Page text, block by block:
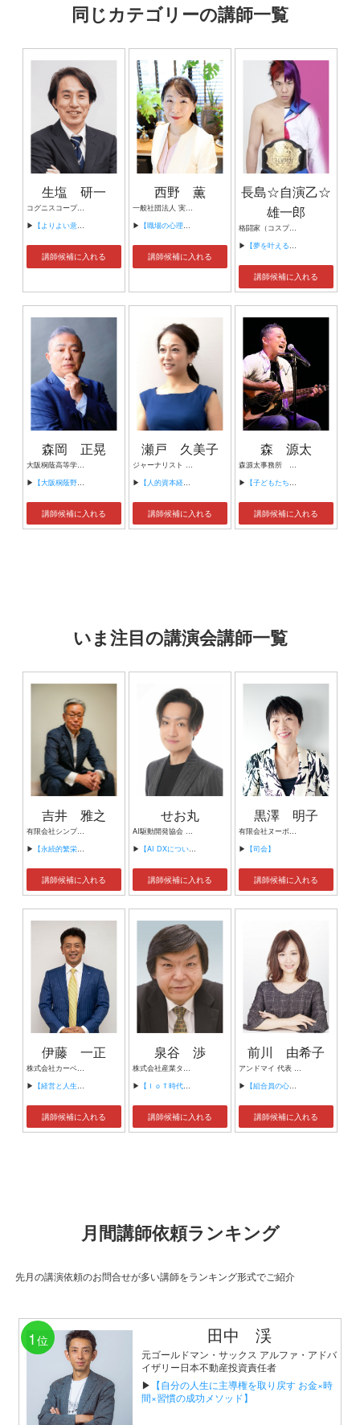
同じカテゴリーの講師一覧
生塩 研一
コグニスコープ 代表 脳研究者
▶ 【よりよい意思決定と問題解決のための脳活用法】
講師候補に入れる
西野 薫
一般社団法人 実りの森 代表理事 （臨床心理士・公認心理師）
▶ 【職場の心理学 ―働くことは生きること―】
講師候補に入れる
長島☆自演乙☆
雄一郎
格闘家（コスプレイヤー）
▶ 【夢を叶えるために、大切なこと】
講師候補に入れる
森岡 正晃
大阪桐蔭高等学校・野球部初代部長 法務省委託の保護司として大阪府旭警察署青少年補導員
▶ 【大阪桐蔭野球部初代部長から学ぶ・負けないチーム・組織づくり】
講師候補に入れる
瀬戸 久美子
ジャーナリスト Forbes JAPANコントリビューティング・エディター 東京都市大学特任教授
▶ 【人的資本経営の最新トレンド 社員とチームの力を引き出す5つのコツ】
講師候補に入れる
森 源太
森源太事務所 代表
▶ 【子どもたち一人ひとりの人生が、 自立した幸せなものであるために】
講師候補に入れる
いま注目の講演会講師一覧
吉井 雅之
有限会社シンプルタスク 代表取締役 習慣形成コンサルタント
▶ 【永続的繁栄の組織づくり】
講師候補に入れる
せお丸
▶ 【AI DXについて】
講師候補に入れる
黒澤 明子
▶ 【司会】
講師候補に入れる
伊藤 一正
▶ 【経営と人生がHappyになる3つのキーワード】
講師候補に入れる
泉谷 渉
▶ 【ＩｏＴ時代にニッポンの製造業が一気に抜け出す！！ ～世界トップシェアのセンサーとロボットで戦え！】
講師候補に入れる
前川 由希子
▶ 【組合員の心をぐっと掴むコミュニケーション術～組合員が「あなたが言うなら」と動き出す３ステップ～】
講師候補に入れる
月間講師依頼ランキング
先月の講演依頼のお問合せが多い講師をランキング形式でご紹介
1 位 田中 渓
元ゴールドマン・サックス アルファ・アドバ
イザリー日本不動産投資責任者
▶ 【自分の人生に主導権を取り戻す お金×時
間×習慣の成功メソッド】